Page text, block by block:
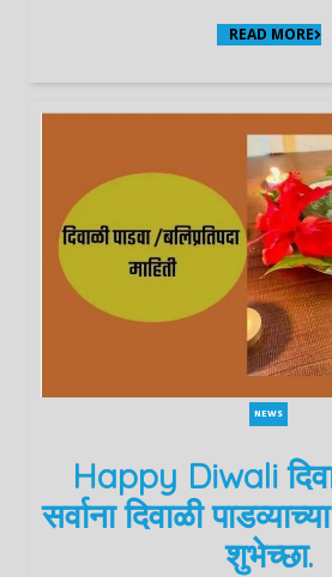
READ MORE
NEWS
Happy Diwali
सर्वाना दिवाळी
शुभेच्छा.